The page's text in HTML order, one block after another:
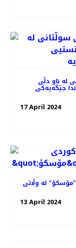
لە ناو دڵی
جێگەیەکی
17 April 2024
لە وڵاتی
13 April 2024